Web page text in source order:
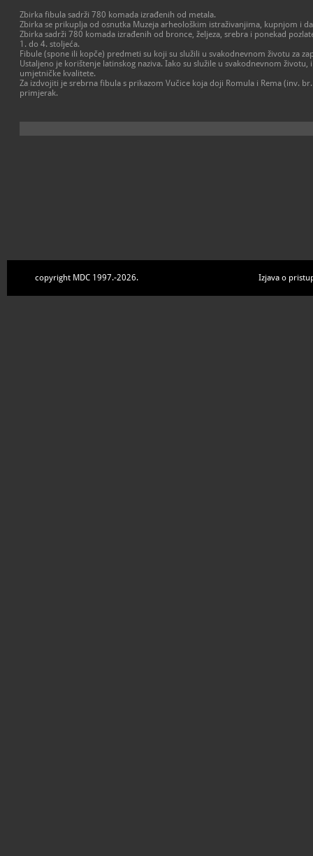
Zbirka fibula sadrži 780 komada izrađenih od metala.
Zbirka se prikuplja od osnutka Muzeja arheološkim istraživanjima, kupnjom i
Zbirka sadrži 780 komada izrađenih od bronce, željeza, srebra i ponekad
1. do 4. stoljeća.
Fibule (spone ili kopče) predmeti su koji su služili u svakodnevnom životu za
Ustaljeno je korištenje latinskog naziva. Iako su služile u svakodnevnom
umjetničke kvalitete.
Za izdvojiti je srebrna fibula s prikazom Vučice koja doji Romula i Rema (inv.
primjerak.
copyright MDC 1997.-2026. Izjava o